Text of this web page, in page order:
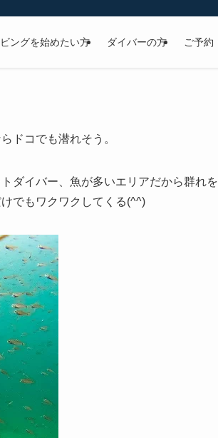
ングを始めたい方 ダイバーの方 ご予約
ドコでも潜れそう。
ダイバー、魚が多いエリアだから群れを
でもワクワクしてくる(^^)